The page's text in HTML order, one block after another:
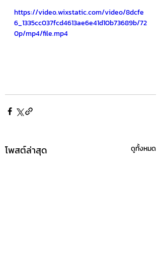
https://video.wixstatic.com/video/8dcfe
6_1335cc037fcd4613ae6e41d10b73689b/72
0p/mp4/file.mp4
โพสต์ล่าสุด ดูทั้งหมด